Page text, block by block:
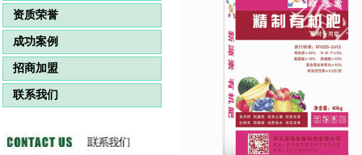
资质荣誉
成功案例
招商加盟
联系我们